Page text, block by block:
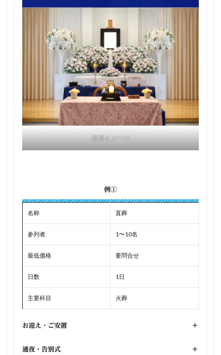
祭壇イメージ
例①
名称 直葬
参列者 1〜10名
最低価格 要問合せ
日数 1日
主要科目 火葬
お迎え・ご安置 +
通夜・告別式 +